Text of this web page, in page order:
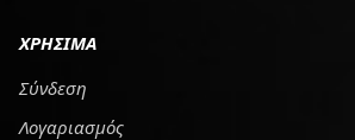
ΧΡΗΣΙΜΑ
Σύνδεση
Λογαριασμός